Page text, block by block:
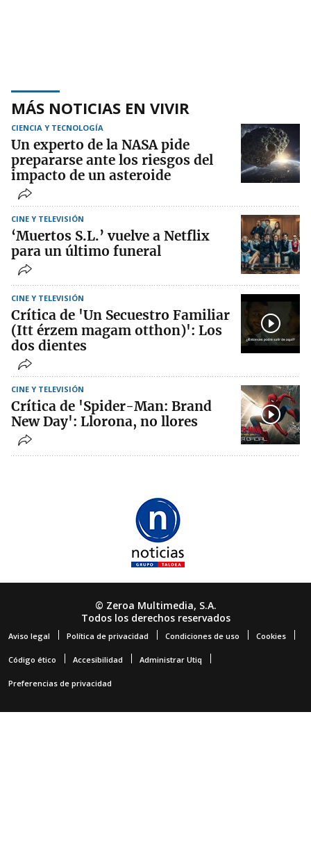
MÁS NOTICIAS EN VIVIR
CIENCIA Y TECNOLOGÍA
Un experto de la NASA pide
prepararse ante los riesgos del
impacto de un asteroide
CINE Y TELEVISIÓN
‘Muertos S.L.’ vuelve a Netflix
para un último funeral
CINE Y TELEVISIÓN
Crítica de 'Un Secuestro Familiar
(Itt érzem magam otthon)': Los
dos dientes
CINE Y TELEVISIÓN
Crítica de 'Spider-Man: Brand
New Day': Llorona, no llores
© Zeroa Multimedia, S.A.
Todos los derechos reservados
Aviso legal Política de privacidad Condiciones de uso Cookies
Código ético Accesibilidad Administrar Utiq
Preferencias de privacidad